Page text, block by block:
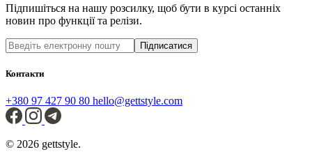
Підпишіться на нашу розсилку, щоб бути в курсі останніх
новин про функції та релізи.
Підписатися
Контакти
+380 97 427 90 80 hello@gettstyle.com
© 2026 gettstyle.